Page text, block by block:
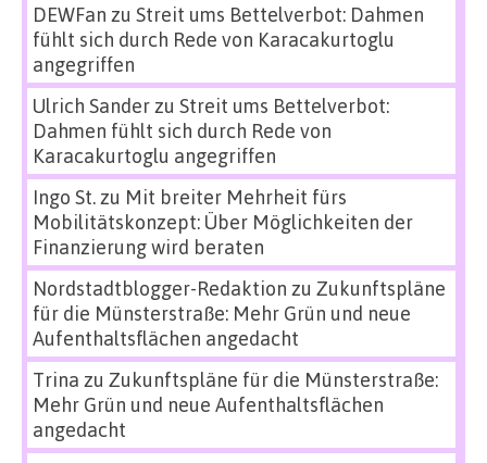
DEWFan zu Streit ums Bettelverbot: Dahmen
fühlt sich durch Rede von Karacakurtoglu
angegriffen
Ulrich Sanderzu Streit ums Bettelverbot:
Dahmen fühlt sich durch Rede von
Karacakurtoglu angegriffen
Ingo St.zu Mit breiter Mehrheit fürs
Mobilitätskonzept: Über Möglichkeiten der
Finanzierung wird beraten
Nordstadtblogger-Redaktion zu Zukunftspläne
für die Münsterstraße: Mehr Grün und neue
Aufenthaltsflächen angedacht
Trina zu Zukunftspläne für die Münsterstraße:
Mehr Grün und neue Aufenthaltsflächen
angedacht